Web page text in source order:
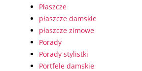
Płaszcze
płaszcze damskie
płaszcze zimowe
Porady
Porady stylistki
Portfele damskie